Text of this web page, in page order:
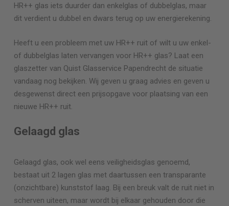
HR++ glas iets duurder dan enkelglas of dubbelglas, maar
dit verdient u dubbel en dwars terug op uw energierekening.
Heeft u een probleem met uw HR++ ruit of wilt u uw enkel-
of dubbelglas laten vervangen voor HR++ glas? Laat een
glaszetter van Quist Glasservice Papendrechtde situatie
vandaag nog bekijken. Wij geven u graag advies en geven u
desgewenst direct een prijsopgave voor plaatsing van een
nieuwe HR++ ruit.
Gelaagd glas
Gelaagd glas, ook wel eens veiligheidsglas genoemd,
bestaat uit 2 lagen glas met daartussen een transparante
(onzichtbare) kunststof laag. Bij een breuk valt de ruit niet in
scherven uiteen, maar wordt bij elkaar gehouden door die